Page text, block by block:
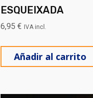
ESQUEIXADA
6,95€ IVA incl.
Añadir al carrito